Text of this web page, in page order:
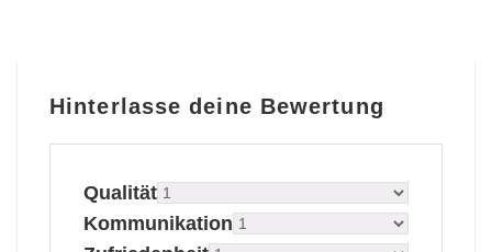
Hinterlasse deine Bewertung
Qualität
Kommunikation